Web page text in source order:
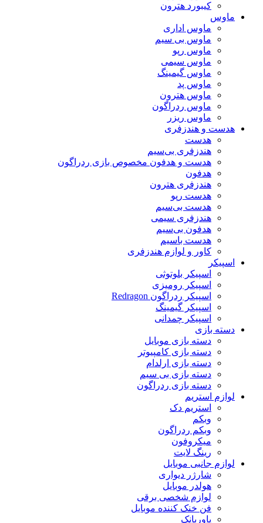
کیبورد هترون
ماوس
ماوس اداری
ماوس بی سیم
ماوس رپو
ماوس سیمی
ماوس گیمینگ
ماوس پد
ماوس هترون
ماوس ردراگون
ماوس ریزر
هدست و هندزفری
هدست
هندزفری بی‌سیم
هدست و هدفون مخصوص بازی ردراگون
هدفون
هندزفری هترون
هدست رپو
هدست بی‌سیم
هندزفری سیمی
هدفون بی‌سیم
هدست باسیم
کاور و لوازم هندزفری
اسپیکر
اسپیکر بلوتوثی
اسپیکر رومیزی
اسپیکر ردراگون Redragon
اسپیکر گیمینگ
اسپیکر چمدانی
دسته بازی
دسته بازی موبایل
دسته بازی کامپیوتر
دسته بازی ارلدام
دسته بازی بی سیم
دسته بازی ردراگون
لوازم استریم
استریم دک
وبکم
وبکم ردراگون
میکروفون
رینگ لایت
لوازم جانبی موبایل
شارژر دیواری
هولدر موبایل
لوازم شخصی برقی
فن خنک کننده موبایل
پاوربانک